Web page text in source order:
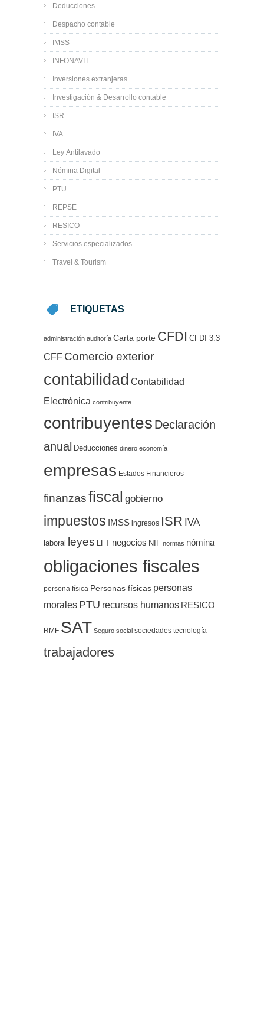
Deducciones
Despacho contable
IMSS
INFONAVIT
Inversiones extranjeras
Investigación & Desarrollo contable
ISR
IVA
Ley Antilavado
Nómina Digital
PTU
REPSE
RESICO
Servicios especializados
Travel & Tourism
ETIQUETAS
administración auditoría Carta porte CFDI CFDI 3.3
CFF Comercio exterior
contabilidad Contabilidad
Electrónica contribuyente
contribuyentes Declaración
anual Deducciones dinero economía
empresas Estados Financieros
finanzasfiscal gobierno
impuestos IMSS ingresos ISR IVA
laboral leyes LFT negocios NIF normas nómina
obligaciones fiscales
persona física Personas físicas personas
morales PTU recursos humanos RESICO
RMF SAT Seguro social sociedades tecnología
trabajadores